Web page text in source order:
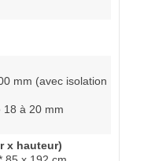
mm (avec isolation
18 à 20 mm
x hauteur)